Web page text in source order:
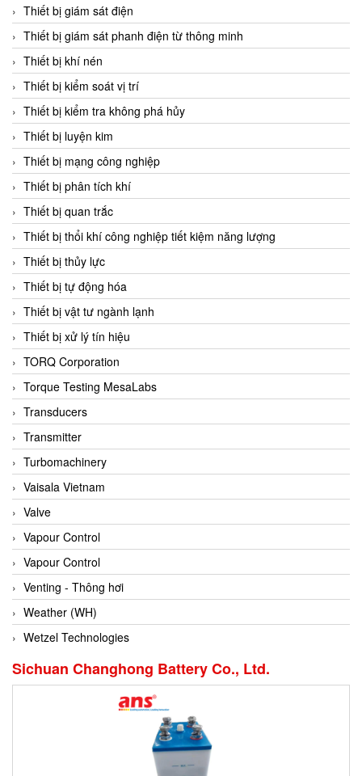
Chromalox
ChuanYi
CIC
Clage
Clake Fololo
Clark Cooper
CMC Ventilazione
Coax Valves Inc
Codel
Cofimco
Coltraco
Comat Releco
Comax
COMETECH VietNam
COMFILE Technology
Conch
Conductix/ WAMPFLER
Contrec
Contrinex
Control Solution Minesota
Copeland
Cortem
Cosa Xentaur
Cosil
Coulton
Crouzet
Crowcon
Crutec Dust Zero Vietnam
Thiết bị giám sát điện
Thiết bị giám sát phanh điện từ thông minh
Thiết bị khí nén
Thiết bị kiểm soát vị trí
Thiết bị kiểm tra không phá hủy
Thiết bị luyện kim
Thiết bị mạng công nghiệp
Thiết bị phân tích khí
Thiết bị quan trắc
Thiết bị thổi khí công nghiệp tiết kiệm năng lượng
Thiết bị thủy lực
Thiết bị tự động hóa
Thiết bị vật tư ngành lạnh
Thiết bị xử lý tín hiệu
TORQ Corporation
Torque Testing MesaLabs
Transducers
Transmitter
Turbomachinery
Vaisala Vietnam
Valve
Vapour Control
Vapour Control
Venting - Thông hơi
Weather (WH)
Wetzel Technologies
Sichuan Changhong Battery Co., Ltd.